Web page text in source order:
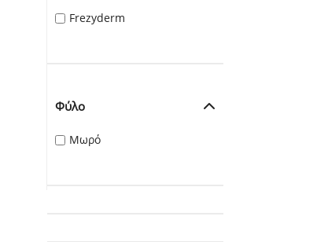
Frezyderm
Φύλο
Μωρό